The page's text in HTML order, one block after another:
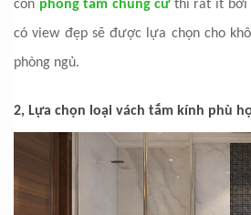
còn phòng tắm chung cưthì rất ít bởi
có view đẹp sẽ được lựa chọn cho
phòng ngủ.
2, Lựa chọn loại vách tắm kính phù